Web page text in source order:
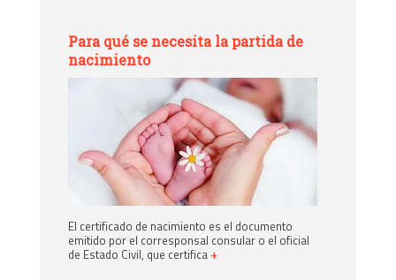
Para qué se necesita la partida de
nacimiento
El certificado de nacimiento es el documento
emitido por el corresponsal consular o el oficial
de Estado Civil, que certifica +